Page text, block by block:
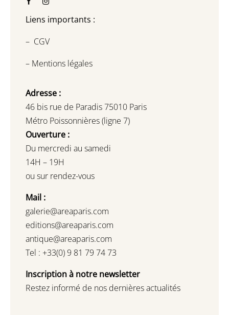
Liens importants :
– CGV
– Mentions légales
Adresse :
46 bis rue de Paradis 75010 Paris
Métro Poissonnières (ligne 7)
Ouverture :
Du mercredi au samedi
14H – 19H
ou sur rendez-vous
Mail :
galerie@areaparis.com
editions@areaparis.com
antique@areaparis.com
Tel : +33(0) 9 81 79 74 73
Inscription à notre newsletter
Restez informé de nos dernières actualités